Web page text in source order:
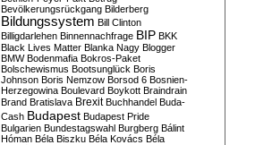
Bevölkerungsrückgang Bilderberg
Bildungssystem Bill Clinton
Billigdarlehen Binnennachfrage BIP BKK
Black Lives Matter Blanka Nagy Blogger
BMW Bodenmafia Bokros-Paket
Bolschewismus Bootsunglück Boris
Johnson Boris Nemzow Borsod 6 Bosnien-
Herzegowina Boulevard Boykott Braindrain
Brand Bratislava Brexit Buchhandel Buda-
Cash Budapest Budapest Pride
Bulgarien Bundestagswahl Burgberg Bálint
Hóman Béla Biszku Béla Kovács Béla